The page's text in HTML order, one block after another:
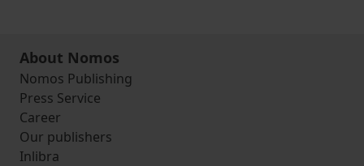
About Nomos
Nomos Publishing
Press Service
Career
Our publishers
Inlibra